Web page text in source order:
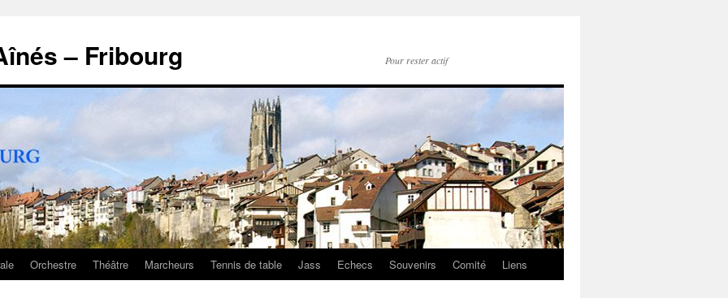
– Fribourg Pour rester actif
Orchestre Théâtre Marcheurs Tennis de table Jass Echecs Souvenirs Comité Liens